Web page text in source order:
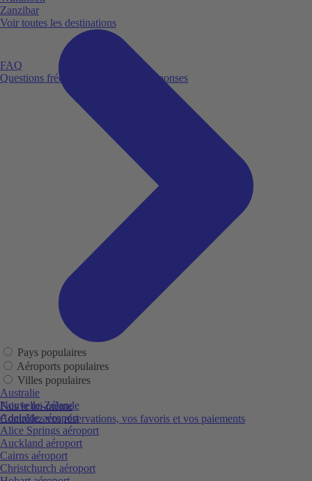
FAQ
Questions fréquemment posées et réponses
Fais le toi-même
Contrôlez vos réservations, vos favoris et vos paiements
Zanzibar
Voir toutes les destinations
Pays populaires
Aéroports populaires
Villes populaires
Australie
Nouvelle-Zélande
Adelaide aéroport
Alice Springs aéroport
Auckland aéroport
Cairns aéroport
Christchurch aéroport